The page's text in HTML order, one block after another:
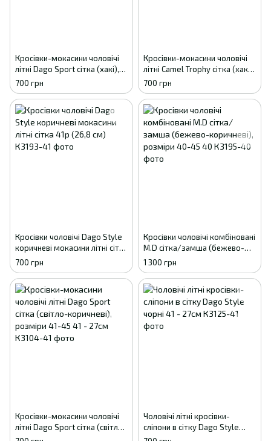
Кросівки-мокасини чоловічі
літні Dago Sport сітка (хакі),
розміри 41-45 41
700 грн
Кросівки-мокасини чоловічі
літні Camel Trophy сітка (хакі/
камуфляж), розміри 41-45 41
700 грн
Кросівки чоловічі Dago Style
коричневі мокасини літні сітка
41р (26,8 см)
700 грн
Кросівки чоловічі комбіновані
M.D сітка/замша (бежево-
коричневі), розміри 40-45 40
1 300 грн
Кросівки-мокасини чоловічі
літні Dago Sport сітка (світло-
коричневі), розміри 41-45 41 -
Чоловічі літні кросівки-
сліпони в сітку Dago Style
чорні 41 - 27см